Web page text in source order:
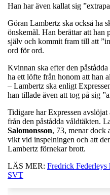
Han har även kallat sig
Göran Lambertz ska också ha
önskemål. Han berättar att han
själv och kommit fram till att
ord för ord.
Kvinnan ska efter den
ha ett löfte från honom att han
– Lambertz ska enligt
han tillade även att tog på sig
Tidigare har Expressen
från den påstådda våldtäkten.
Salomonsson, 73, menar dock
vikt vid inspelningen och att
Lambertz förnekar brott.
LÄS MER: Fredrick
SVT